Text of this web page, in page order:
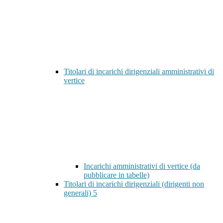
Titolari di incarichi dirigenziali amministrativi di
vertice
Incarichi amministrativi di vertice (da
pubblicare in tabelle)
Titolari di incarichi dirigenziali (dirigenti non
generali) 5